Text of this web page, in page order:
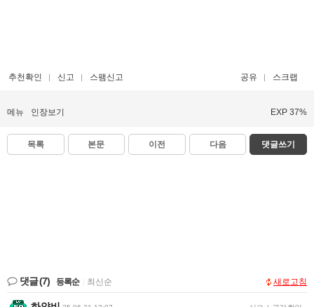
추천확인 신고 스팸신고 공유 스크랩
메뉴 인장보기 EXP 37%
목록 본문 이전 다음 댓글쓰기
댓글(7) 등록순 최신순 새로고침